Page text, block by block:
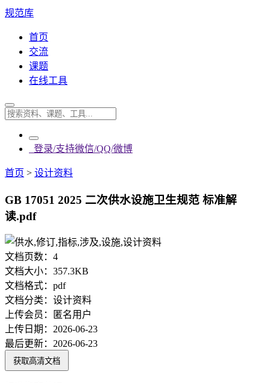
规范库
首页
交流
课题
在线工具
登录/支持微信/QQ/微博
首页 > 设计资料
GB 17051 2025 二次供水设施卫生规范 标准解
读.pdf
文档页数： 4
文档大小： 357.3KB
文档格式： pdf
文档分类： 设计资料
上传会员：
匿名用户
上传日期： 2026-06-23
最后更新： 2026-06-23
获取高清文档